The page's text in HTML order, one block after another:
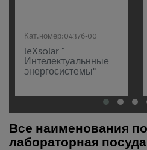
Кат.номер:04376-00
leXsolar "
Интелектуальнные
энергосистемы"
Все наименования
лабораторная посуда